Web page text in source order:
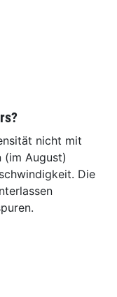
nicht mit
(im August)
Die